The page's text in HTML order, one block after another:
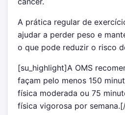
A prática regular de
ajudar a perder peso e
o que pode reduzir o risco
[su_highlight]A OMS
façam pelo menos 150
física moderada ou 75
física vigorosa por